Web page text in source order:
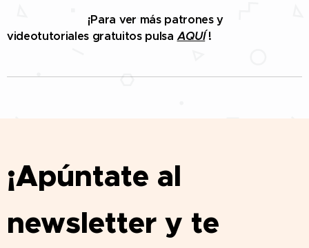
¡Para ver más patrones y
videotutoriales gratuitos pulsaAQUÍ!
¡Apúntate al
newsletter y te